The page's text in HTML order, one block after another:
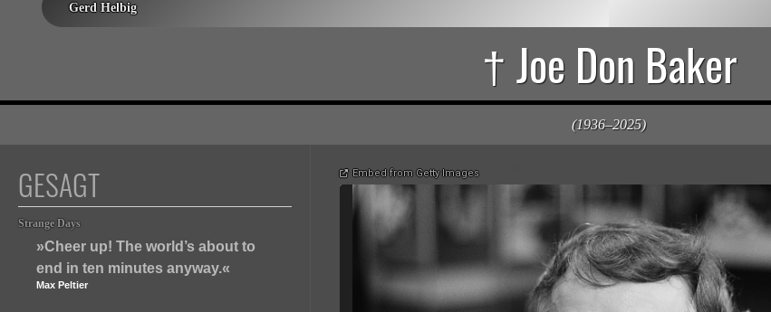
Gerd Helbig
† Joe Don Baker
(1936–2025)
GESAGT
Strange Days
»Cheer up! The world’s about to
end in ten minutes anyway.«
Max Peltier
Embed from Getty Images